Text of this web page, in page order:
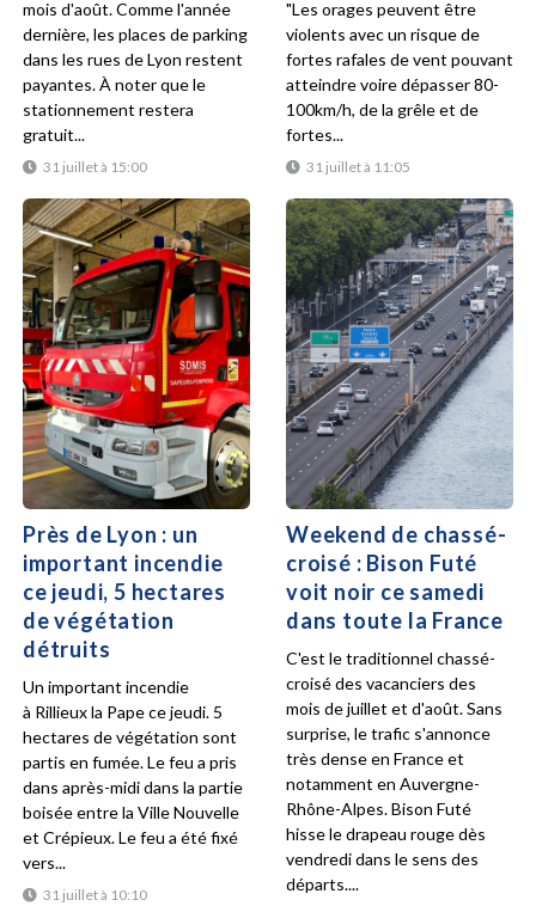
31 juillet à 15:00
mois d'août. Comme l'année
dernière, les places de parking
dans les rues de Lyon restent
payantes. À noter que le
stationnement restera
gratuit...
31 juillet à 11:05
"Les orages peuvent être
violents avec un risque de
fortes rafales de vent pouvant
atteindre voire dépasser 80-
100km/h, de la grêle et de
fortes...
Près de Lyon : un
important incendie
ce jeudi, 5 hectares
de végétation
détruits
31 juillet à 10:10
Un important incendie
à Rillieux la Pape ce jeudi. 5
hectares de végétation sont
partis en fumée. Le feu a pris
dans après-midi dans la partie
boisée entre la Ville Nouvelle
et Crépieux. Le feu a été fixé
vers...
Weekend de chassé-
croisé : Bison Futé
voit noir ce samedi
dans toute la France
C'est le traditionnel chassé-
croisé des vacanciers des
mois de juillet et d'août. Sans
surprise, le trafic s'annonce
très dense en France et
notamment en Auvergne-
Rhône-Alpes. Bison Futé
hisse le drapeau rouge dès
vendredi dans le sens des
départs....